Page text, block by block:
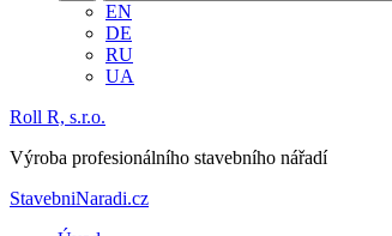
EN
DE
RU
UA
Roll R, s.r.o.
Výroba profesionálního stavebního nářadí
StavebniNaradi.cz